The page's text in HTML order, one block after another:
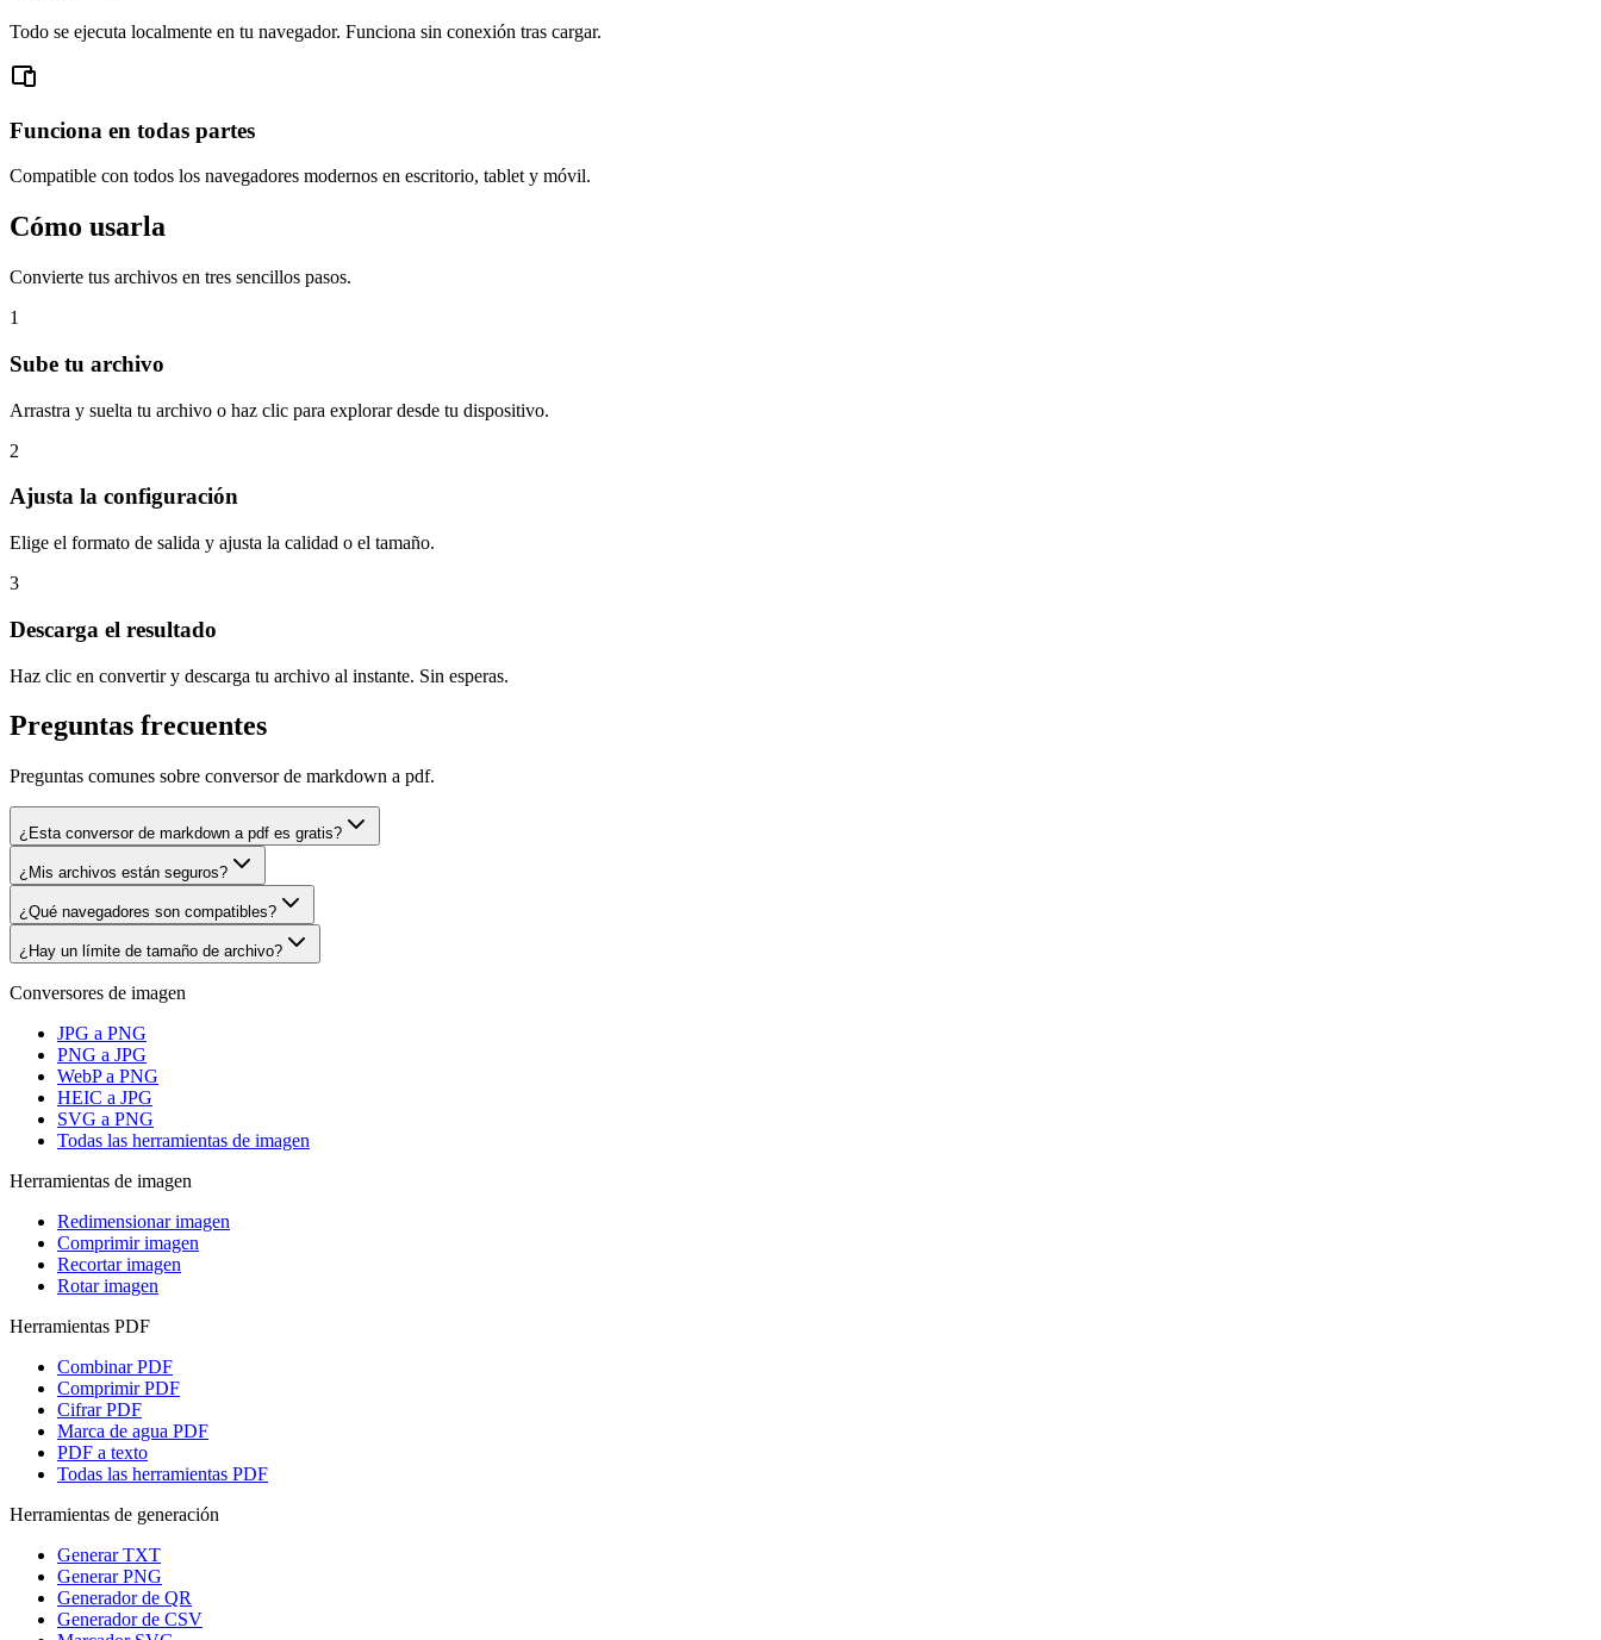
Todo se ejecuta localmente en tu navegador. Funciona sin conexión tras cargar.
Funciona en todas partes
Compatible con todos los navegadores modernos en escritorio, tablet y móvil.
Cómo usarla
Convierte tus archivos en tres sencillos pasos.
1
Sube tu archivo
Arrastra y suelta tu archivo o haz clic para explorar desde tu dispositivo.
2
Ajusta la configuración
Elige el formato de salida y ajusta la calidad o el tamaño.
3
Descarga el resultado
Haz clic en convertir y descarga tu archivo al instante. Sin esperas.
Preguntas frecuentes
Preguntas comunes sobre conversor de markdown a pdf.
¿Esta conversor de markdown a pdf es gratis?
¿Mis archivos están seguros?
¿Qué navegadores son compatibles?
¿Hay un límite de tamaño de archivo?
Conversores de imagen
JPG a PNG
PNG a JPG
WebP a PNG
HEIC a JPG
SVG a PNG
Todas las herramientas de imagen
Herramientas de imagen
Redimensionar imagen
Comprimir imagen
Recortar imagen
Rotar imagen
Herramientas PDF
Combinar PDF
Comprimir PDF
Cifrar PDF
Marca de agua PDF
PDF a texto
Todas las herramientas PDF
Herramientas de generación
Generar TXT
Generar PNG
Generador de QR
Generador de CSV